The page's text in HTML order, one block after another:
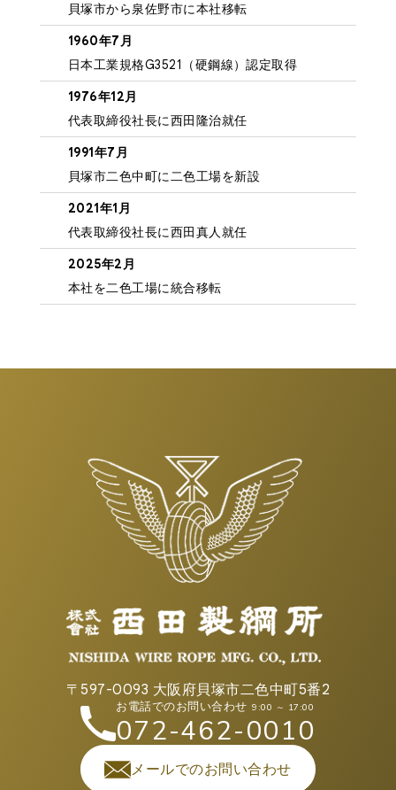
貝塚市から泉佐野市に本社移転
1960年7月
日本工業規格G3521（硬鋼線）認定取得
1976年12月
代表取締役社長に西田隆治就任
1991年7月
貝塚市二色中町に二色工場を新設
2021年1月
代表取締役社長に西田真人就任
2025年2月
本社を二色工場に統合移転
〒597-0093 大阪府貝塚市二色中町5番2
お電話でのお問い合わせ 9:00 ～ 17:00
072-462-0010
メールでのお問い合わせ